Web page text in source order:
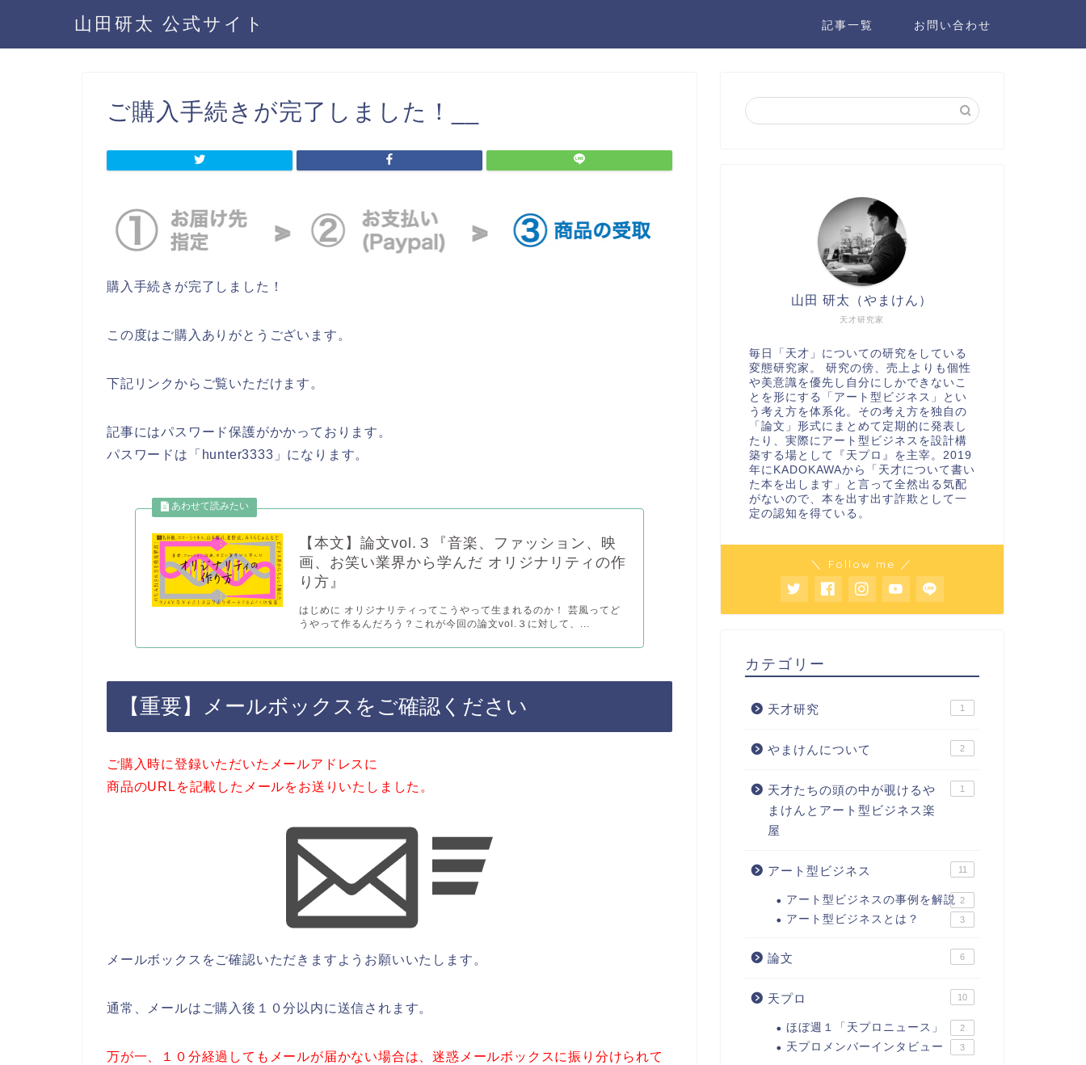
山田研太 公式サイト 記事一覧 お問い合わせ
ご購入手続きが完了しました！__
購入手続きが完了しました！
この度はご購入ありがとうございます。
下記リンクからご覧いただけます。
記事にはパスワード保護がかかっております。
パスワードは「hunter3333」になります。
【本文】論文vol.３『音楽、ファッション、映
画、お笑い業界から学んだ オリジナリティの作
り方』
はじめに オリジナリティってこうやって生まれるのか！ 芸風ってど
うやって作るんだろう？これが今回の論文vol.３に対して、...
【重要】メールボックスをご確認ください
ご購入時に登録いただいたメールアドレスに
商品のURLを記載したメールをお送りいたしました。
メールボックスをご確認いただきますようお願いいたします。
通常、メールはご購入後１０分以内に送信されます。
万が一、１０分経過してもメールが届かない場合は、迷惑メールボックスに振り分けられて
天才研究家
山田 研太（やまけん）
毎日「天才」についての研究をしている
変態研究家。 研究の傍、売上よりも個性
や美意識を優先し自分にしかできないこ
とを形にする「アート型ビジネス」とい
う考え方を体系化。その考え方を独自の
「論文」形式にまとめて定期的に発表し
たり、実際にアート型ビジネスを設計構
築する場として『天プロ』を主宰。2019
年にKADOKAWAから「天才について書い
た本を出します」と言って全然出る気配
がないので、本を出す出す詐欺として一
定の認知を得ている。
＼ Follow me ／
カテゴリー
天才研究 1
やまけんについて 2
天才たちの頭の中が覗けるや
まけんとアート型ビジネス楽
屋
1
アート型ビジネス 11
アート型ビジネスの事例を解説 2
アート型ビジネスとは？ 3
論文 6
天プロ 10
ほぼ週１「天プロニュース」 2
天プロメンバーインタビュー 3